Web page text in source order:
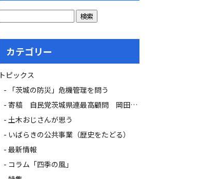
カテゴリー
トピックス
「茨城の防災」危機管理を問う
寄稿 自民党茨城県連最高顧問 岡田 広氏
土木おじさんが思う
いばらきの公共事業（歴史をたどる）
最新情報
コラム「四季の風」